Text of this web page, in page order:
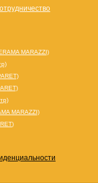
MARAZZI)
MARAZZI)
)